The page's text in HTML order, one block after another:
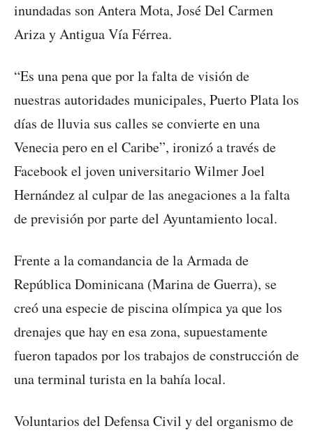
inundadas son Antera Mota, José Del Carmen
Ariza y Antigua Vía Férrea.
“Es una pena que por la falta de visión de
nuestras autoridades municipales, Puerto Plata los
días de lluvia sus calles se convierte en una
Venecia pero en el Caribe”, ironizó a través de
Facebook el joven universitario Wilmer Joel
Hernández al culpar de las anegaciones a la falta
de previsión por parte del Ayuntamiento local.
Frente a la comandancia de la Armada de
República Dominicana (Marina de Guerra), se
creó una especie de piscina olímpica ya que los
drenajes que hay en esa zona, supuestamente
fueron tapados por los trabajos de construcción de
una terminal turista en la bahía local.
Voluntarios del Defensa Civil y del organismo de